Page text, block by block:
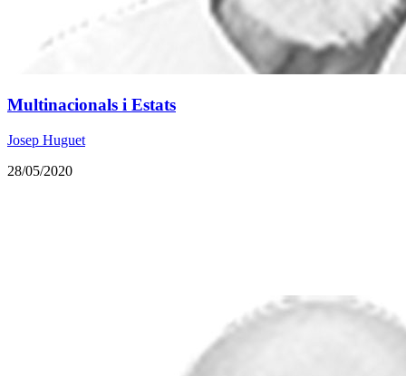
Multinacionals i Estats
Josep Huguet
28/05/2020